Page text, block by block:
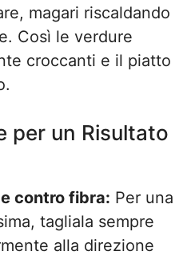
magari riscaldando
Così le verdure
croccanti e il piatto
per un Risultato
contro fibra: Per una
tagliala sempre
alla direzione